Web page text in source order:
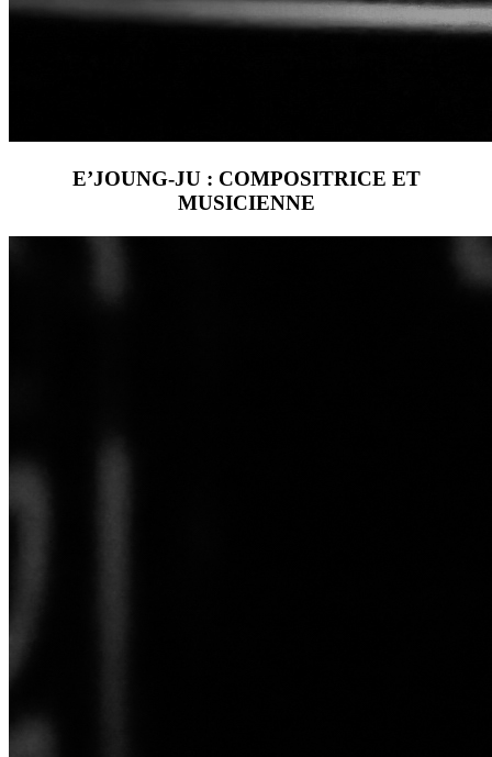
E’JOUNG-JU : COMPOSITRICE ET
MUSICIENNE